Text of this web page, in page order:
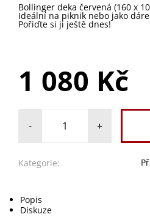
Bollinger deka červená (160 x
Ideální na piknik nebo jako
Pořiďte si ji ještě dnes!
1 080 Kč
- +
Kategorie:
Popis
Diskuze